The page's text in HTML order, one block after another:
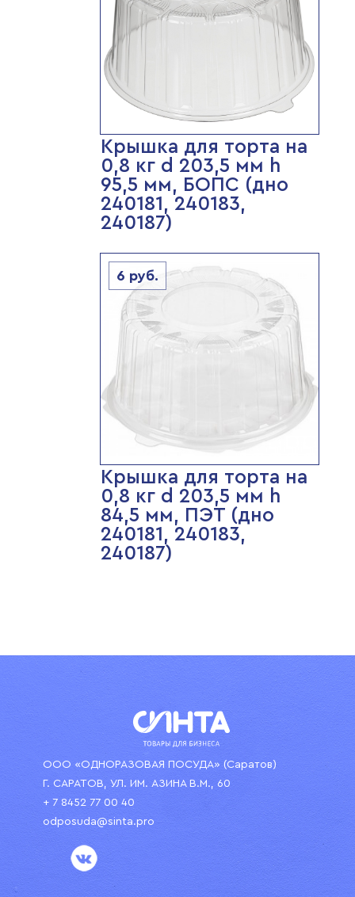
Крышка для торта на
0,8 кг d 203,5 мм h
95,5 мм, БОПС (дно
240181, 240183,
240187)
6 руб.
Крышка для торта на
0,8 кг d 203,5 мм h
84,5 мм, ПЭТ (дно
240181, 240183,
240187)
ООО «ОДНОРАЗОВАЯ ПОСУДА» (Саратов)
Г. САРАТОВ, УЛ. ИМ. АЗИНА В.М., 60
+ 7 8452 77 00 40
odposuda@sinta.pro